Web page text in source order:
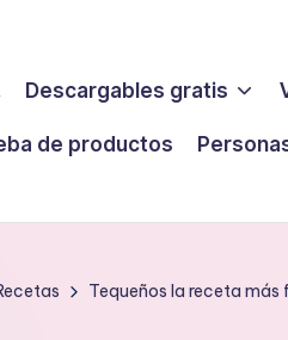
Descargables gratis
de productos
Tequeños la receta